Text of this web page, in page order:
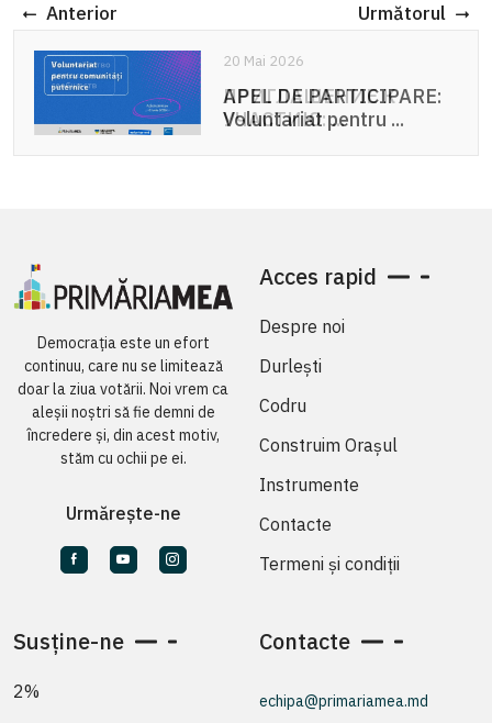
Anterior Următorul
20 Mai 2026
APEL DE PARTICIPARE:
Voluntariat pentru ...
Democrația este un efort
continuu, care nu se limitează
doar la ziua votării. Noi vrem ca
aleșii noștri să fie demni de
încredere și, din acest motiv,
stăm cu ochii pe ei.
Urmărește-ne
Acces rapid
Despre noi
Durlești
Codru
Construim Orașul
Instrumente
Contacte
Termeni și condiții
Susține-ne
2%
Contacte
echipa@primariamea.md